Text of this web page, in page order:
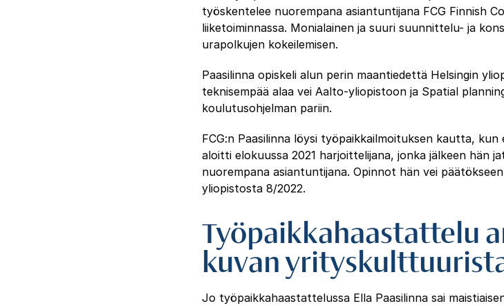
työskentelee nuorempana asiantuntijana FCG Finnish
liiketoiminnassa. Monialainen ja suuri suunnittelu- ja
urapolkujen kokeilemisen.
Paasilinna opiskeli alun perin maantiedettä Helsingin
teknisempää alaa vei Aalto-yliopistoon ja Spatial
koulutusohjelman pariin.
FCG:n Paasilinna löysi työpaikkailmoituksen kautta,
aloitti elokuussa 2021 harjoittelijana, jonka jälkeen hän
nuorempana asiantuntijana. Opinnot hän vei
yliopistosta 8/2022.
Työpaikkahaastattelu
kuvan
Jo työpaikkahaastattelussa Ella Paasilinna sai